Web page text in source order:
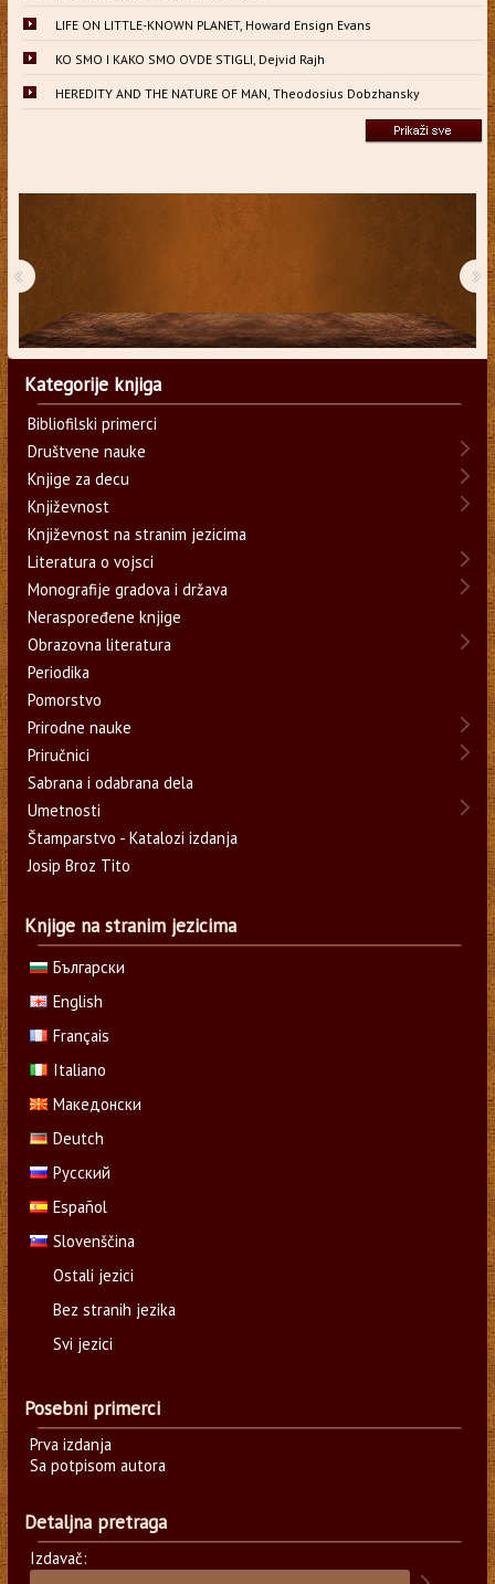
LIFE ON LITTLE-KNOWN PLANET, Howard Ensign Evans
KO SMO I KAKO SMO OVDE STIGLI, Dejvid Rajh
HEREDITY AND THE NATURE OF MAN, Theodosius Dobzhansky
‹ ›
Kategorije knjiga
Bibliofilski primerci
Društvene nauke
Knjige za decu
Književnost
Književnost na stranim jezicima
Literatura o vojsci
Monografije gradova i država
Neraspoređene knjige
Obrazovna literatura
Periodika
Pomorstvo
Prirodne nauke
Priručnici
Sabrana i odabrana dela
Umetnosti
Štamparstvo - Katalozi izdanja
Josip Broz Tito
Knjige na stranim jezicima
Български
English
Français
Italiano
Македонски
Deutch
Русский
Español
Slovenščina
Ostali jezici
Bez stranih jezika
Svi jezici
Posebni primerci
Prva izdanja
Sa potpisom autora
Detaljna pretraga
Izdavač: